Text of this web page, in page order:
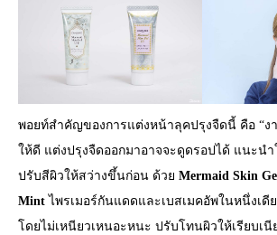
พอยท์สำคัญของการแต่งหน้าลุคปรุงจืดนี้ คือ “งา
ให้ดี แต่งปรุงจืดออกมาอาจจะดูดรอปได้ แนะนำ
ปรับสีผิวให้สว่างขึ้นก่อน ด้วย Mermaid Skin
Mint ไพรเมอร์กันแดดและเบสเมคอัพในหนึ่งเ
โดยไม่เหนียวเหนอะหนะ ปรับโทนผิวให้เรียบเ